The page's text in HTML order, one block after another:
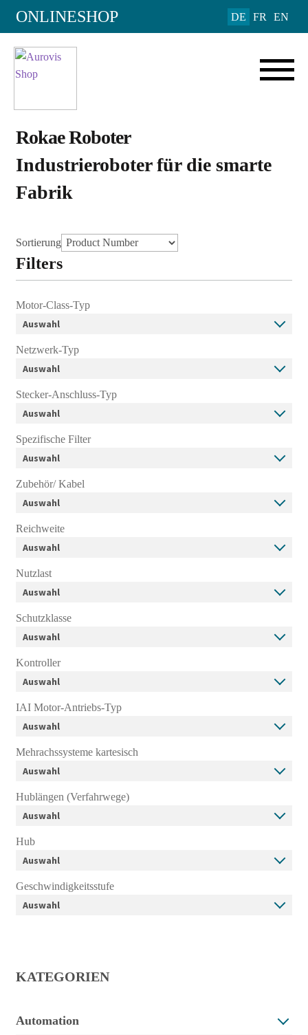
ONLINESHOP DE FR EN
Rokae Roboter
Industrieroboter für die smarte
Fabrik
Sortierung
Filters
Motor-Class-Typ
Netzwerk-Typ
Stecker-Anschluss-Typ
Spezifische Filter
Zubehör/ Kabel
Reichweite
Nutzlast
Schutzklasse
Kontroller
IAI Motor-Antriebs-Typ
Mehrachssysteme kartesisch
Hublängen (Verfahrwege)
Hub
Geschwindigkeitsstufe
KATEGORIEN
Automation